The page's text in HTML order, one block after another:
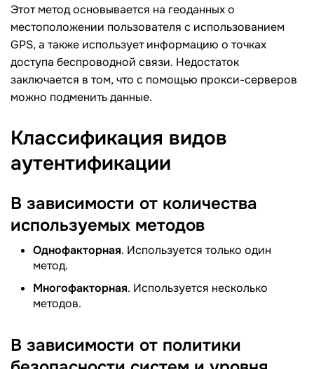
Этот метод основывается на геоданных о
местоположении пользователя с использованием
GPS, а также использует информацию о точках
доступа беспроводной связи. Недостаток
заключается в том, что с помощью прокси-серверов
можно подменить данные.
Классификация видов
аутентификации
В зависимости от количества
используемых методов
Однофакторная. Используется только один
метод.
Многофакторная. Используется несколько
методов.
В зависимости от политики